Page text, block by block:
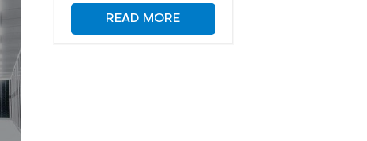
أحادي الطور
READ MORE